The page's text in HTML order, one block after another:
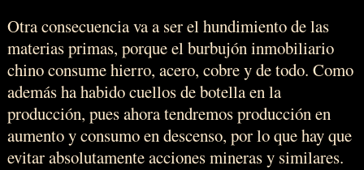
Otra consecuencia va a ser el hundimiento de las
materias primas, porque el burbujón inmobiliario
chino consume hierro, acero, cobre y de todo. Como
además ha habido cuellos de botella en la
producción, pues ahora tendremos producción en
aumento y consumo en descenso, por lo que hay que
evitar absolutamente acciones mineras y similares.